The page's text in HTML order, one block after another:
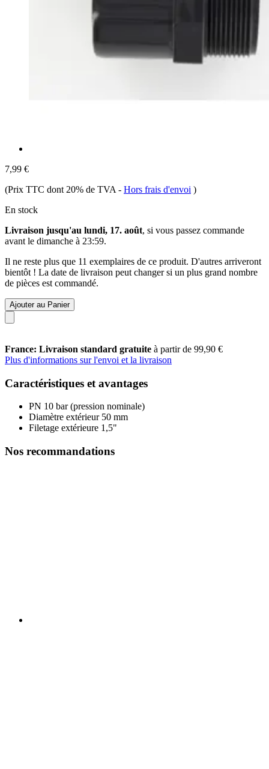
7,99 €
(Prix TTC dont 20% de TVA - Hors frais d'envoi )
En stock
Livraison jusqu'au lundi, 17. août, si vous passez commande
avant le dimanche à 23:59.
Il ne reste plus que 11 exemplaires de ce produit. D'autres arriveront
bientôt ! La date de livraison peut changer si un plus grand nombre
de pièces est commandé.
Ajouter au Panier
France: Livraison standard gratuite à partir de 99,90 €
Plus d'informations sur l'envoi et la livraison
Caractéristiques et avantages
PN 10 bar (pression nominale)
Diamètre extérieur 50 mm
Filetage extérieure 1,5"
Nos recommandations